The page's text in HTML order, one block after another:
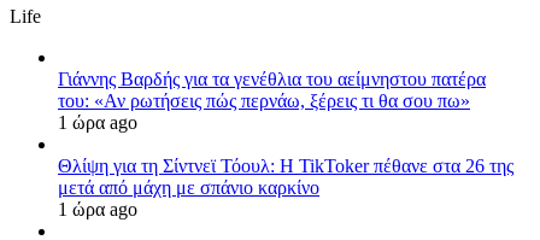
Life
Γιάννης Βαρδής για τα γενέθλια του αείμνηστου πατέρα
του: «Αν ρωτήσεις πώς περνάω, ξέρεις τι θα σου πω»
1 ώρα ago
Θλίψη για τη Σίντνεϊ Τόουλ: Η TikToker πέθανε στα 26 της
μετά από μάχη με σπάνιο καρκίνο
1 ώρα ago